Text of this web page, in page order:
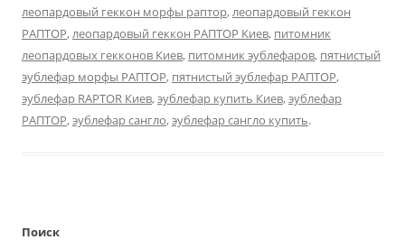
леопардовый геккон морфы раптор,леопардовый геккон
РАПТОР,леопардовый геккон РАПТОР Киев, питомник
леопардовых гекконов Киев, питомник эублефаров, пятнистый
эублефар морфы РАПТОР, пятнистый эублефар РАПТОР,
эублефар RAPTOR Киев,эублефар купить Киев,эублефар
РАПТОР,эублефар сангло,эублефар сангло купить.
Поиск